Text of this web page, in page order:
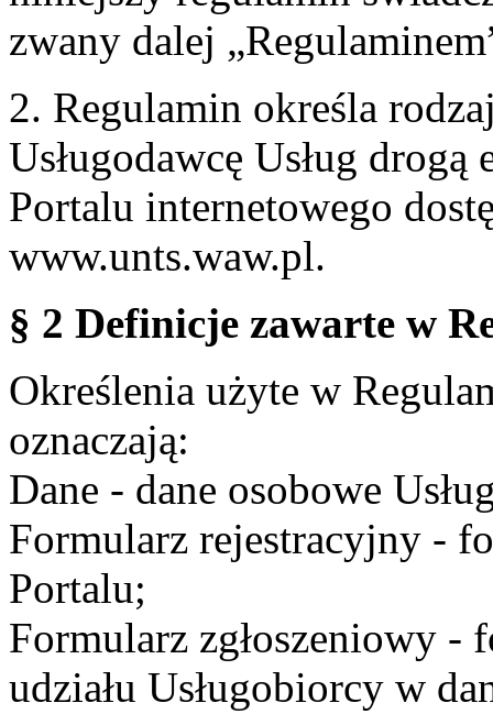
zwany dalej
2. Regulamin określa
Usługodawcę Usług
Portalu internetowego
www.unts.waw.pl.
§ 2 Definicje zawarte w
Określenia użyte w
oznaczają:
Dane - dane osobowe
Formularz rejestracyjny -
Portalu;
Formularz zgłoszeniowy -
udziału Usługobiorcy w